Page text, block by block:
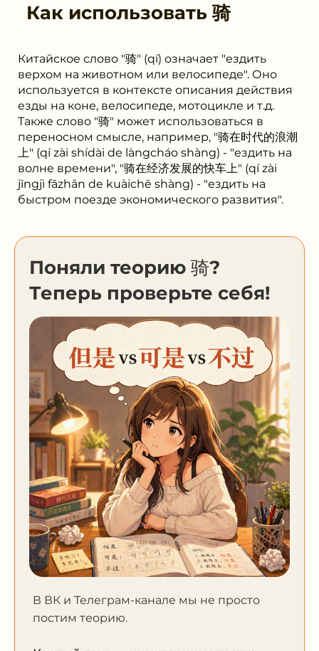
Как использовать骑
Китайское слово "骑" (qí) означает "ездить
верхом на животном или велосипеде". Оно
используется в контексте описания действия
езды на коне, велосипеде, мотоцикле и т.д.
Также слово "骑" может использоваться в
переносном смысле, например, "骑在时代的浪潮
上" (qí zài shídài de làngcháo shàng) - "ездить на
волне времени", "骑在经济发展的快车上" (qí zài
jīngjì fāzhǎn de kuàichē shàng) - "ездить на
быстром поезде экономического развития".
Поняли теорию 骑?
Теперь проверьте себя!
В ВК и Телеграм-канале мы не просто
постим теорию.